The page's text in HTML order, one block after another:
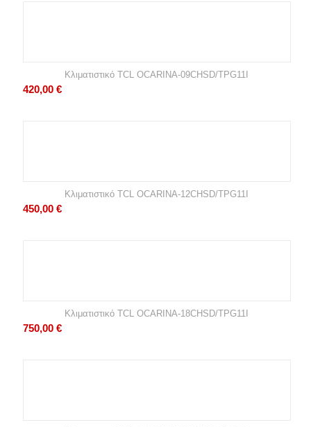
Κλιματιστικό TCL OCARINA-09CHSD/TPG11I
420,00 €
Κλιματιστικό TCL OCARINA-12CHSD/TPG11I
450,00 €
Κλιματιστικό TCL OCARINA-18CHSD/TPG11I
750,00 €